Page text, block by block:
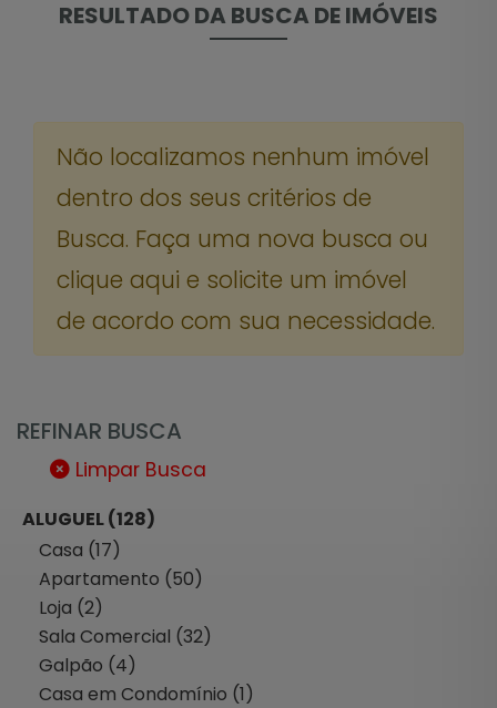
RESULTADO DA BUSCA DE IMÓVEIS
Não localizamos nenhum imóvel
dentro dos seus critérios de
Busca. Faça uma nova busca ou
clique aqui e solicite um imóvel
de acordo com sua necessidade.
REFINAR BUSCA
Limpar Busca
ALUGUEL (128)
Casa (17)
Apartamento (50)
Loja (2)
Sala Comercial (32)
Galpão (4)
Casa em Condomínio (1)